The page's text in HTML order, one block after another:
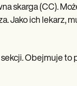
skarga (CC).
Jako ich lekarz,
Obejmuje to